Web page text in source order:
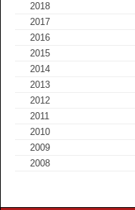
2018
2017
2016
2015
2014
2013
2012
2011
2010
2009
2008